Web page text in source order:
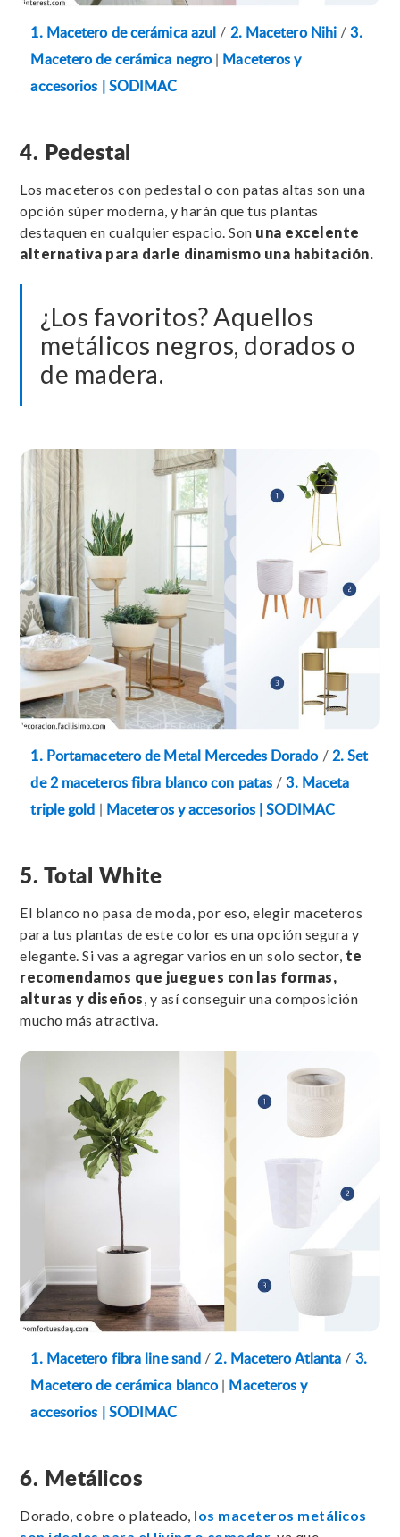
1. Macetero de cerámica azul / 2. Macetero Nihi /3.
Macetero de cerámica negro|
Maceteros y
accesorios | SODIMAC
4. Pedestal
Los maceteros con pedestal o con patas altas son una
opción súper moderna, y harán que tus plantas
destaquen en cualquier espacio. Son una excelente
alternativa para darle dinamismo una habitación.
¿Los favoritos? Aquellos
metálicos negros, dorados o
de madera.
1. Portamacetero de Metal Mercedes Dorado/ 2. Set
de 2 maceteros fibra blanco con patas /3. Maceta
triple gold
Maceteros y accesorios | SODIMAC
5. Total White
El blanco no pasa de moda, por eso, elegir maceteros
para tus plantas de este color es una opción segura y
elegante. Si vas a agregar varios en un solo sector, te
recomendamos que juegues con las formas,
alturas y diseños, y así conseguir una composición
mucho más atractiva.
1. Macetero fibra line sand / 2. Macetero Atlanta / 3.
Macetero de cerámica blanco|
Maceteros y
accesorios | SODIMAC
6. Metálicos
Dorado, cobre o plateado, los maceteros metálicos